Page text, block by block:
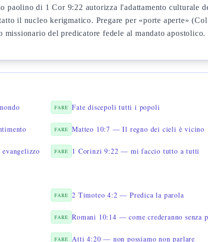
paolino di 1 Cor 9:22 autorizza l'adattamento culturale
il nucleo kerigmatico. Pregare per «porte aperte»
del predicatore fedele al mandato apostolico.
FARE Fate discepoli tutti i popoli
FARE Matteo 10:7 — Il regno dei cieli è vicino
FARE 1 Corinzi 9:22 — mi faccio tutto a tutti
FARE 2 Timoteo 4:2 — Predica la parola
FARE Romani 10:14 — come crederanno senza
FARE Atti 4:20 — non possiamo non parlare